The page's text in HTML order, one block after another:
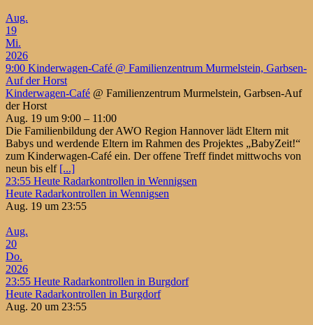
Aug.
19
Mi.
2026
9:00 Kinderwagen-Café @ Familienzentrum Murmelstein, Garbsen-
Auf der Horst
Kinderwagen-Café @ Familienzentrum Murmelstein, Garbsen-Auf
der Horst
Aug. 19 um 9:00 – 11:00
Die Familienbildung der AWO Region Hannover lädt Eltern mit
Babys und werdende Eltern im Rahmen des Projektes „BabyZeit!“
zum Kinderwagen-Café ein. Der offene Treff findet mittwochs von
neun bis elf [...]
23:55 Heute Radarkontrollen in Wennigsen
Heute Radarkontrollen in Wennigsen
Aug. 19 um 23:55
Aug.
20
Do.
2026
23:55 Heute Radarkontrollen in Burgdorf
Heute Radarkontrollen in Burgdorf
Aug. 20 um 23:55